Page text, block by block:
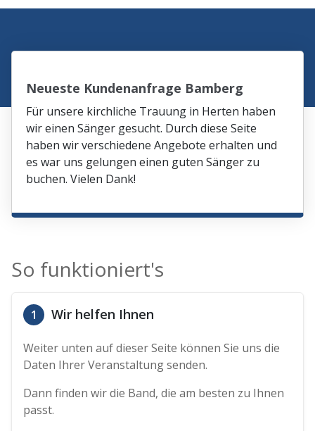
Neueste Kundenanfrage Bamberg
Für unsere kirchliche Trauung in Herten haben
wir einen Sänger gesucht. Durch diese Seite
haben wir verschiedene Angebote erhalten und
es war uns gelungen einen guten Sänger zu
buchen. Vielen Dank!
So funktioniert's
1 Wir helfen Ihnen
Weiter unten auf dieser Seite können Sie uns die
Daten Ihrer Veranstaltung senden.
Dann finden wir die Band, die am besten zu Ihnen
passt.